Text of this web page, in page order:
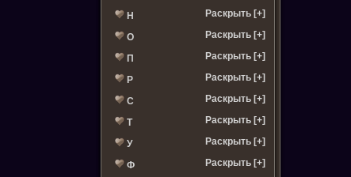
Н Раскрыть [+]
О Раскрыть [+]
П Раскрыть [+]
Р Раскрыть [+]
С Раскрыть [+]
Т Раскрыть [+]
У Раскрыть [+]
Ф Раскрыть [+]